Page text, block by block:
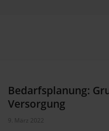
Bedarfsplanung:
Versorgung
9. März 2022